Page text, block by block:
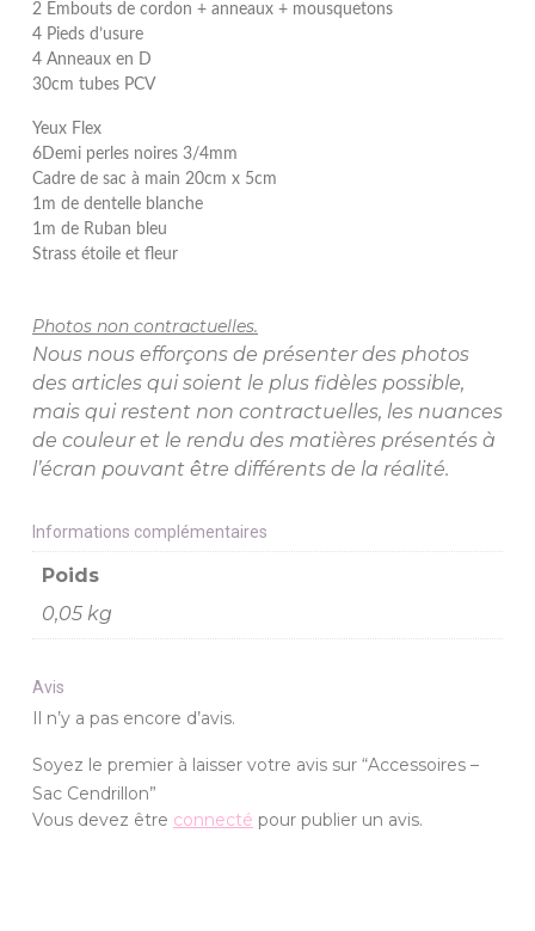
2 Embouts de cordon + anneaux + mousquetons
4 Pieds d’usure
4 Anneaux en D
30cm tubes PCV
Yeux Flex
6Demi perles noires 3/4mm
Cadre de sac à main 20cm x 5cm
1m de dentelle blanche
1m de Ruban bleu
Strass étoile et fleur
Photos non contractuelles.
Nous nous efforçons de présenter des photos
des articles qui soient le plus fidèles possible,
mais qui restent non contractuelles, les nuances
de couleur et le rendu des matières présentés à
l’écran pouvant être différents de la réalité.
Informations complémentaires
Poids
0,05 kg
Avis
Il n’y a pas encore d’avis.
Soyez le premier à laisser votre avis sur “Accessoires –
Sac Cendrillon”
Vous devez être connecté pour publier un avis.